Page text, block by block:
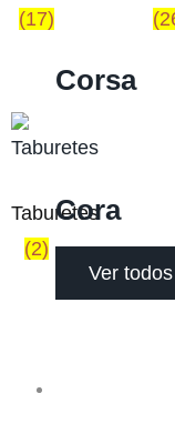
Corsa
Cora
Ver todos
(17)
Taburetes
(2)